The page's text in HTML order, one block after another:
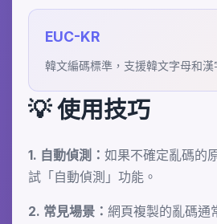
EUC-KR
韓文編碼標準，支援韓文字母和漢
💡 使用技巧
1. 自動偵測： 如果不確定亂碼的
試「自動偵測」功能。
2. 常見場景： 網頁複製的亂碼通